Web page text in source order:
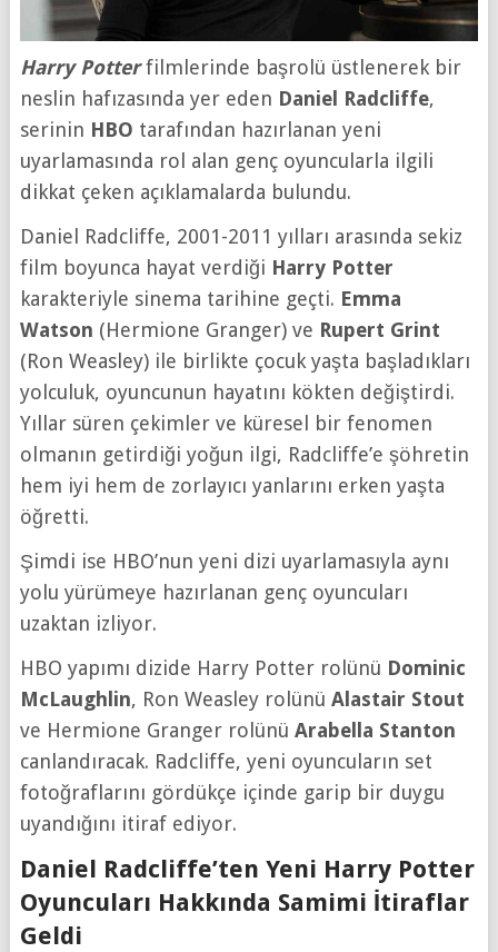
Harry Potterfilmlerinde başrolü üstlenerek bir
neslin hafızasında yer eden Daniel Radcliffe,
serinin HBO tarafından hazırlanan yeni
uyarlamasında rol alan genç oyuncularla ilgili
dikkat çeken açıklamalarda bulundu.
Daniel Radcliffe, 2001-2011 yılları arasında sekiz
film boyunca hayat verdiği Harry Potter
karakteriyle sinema tarihine geçti. Emma
Watson (Hermione Granger) ve Rupert Grint
(Ron Weasley) ile birlikte çocuk yaşta başladıkları
yolculuk, oyuncunun hayatını kökten değiştirdi.
Yıllar süren çekimler ve küresel bir fenomen
olmanın getirdiği yoğun ilgi, Radcliffe’e şöhretin
hem iyi hem de zorlayıcı yanlarını erken yaşta
öğretti.
Şimdi ise HBO’nun yeni dizi uyarlamasıyla aynı
yolu yürümeye hazırlanan genç oyuncuları
uzaktan izliyor.
HBO yapımı dizide Harry Potter rolünü Dominic
McLaughlin, Ron Weasley rolünü Alastair Stout
ve Hermione Granger rolünü Arabella Stanton
canlandıracak. Radcliffe, yeni oyuncuların set
fotoğraflarını gördükçe içinde garip bir duygu
uyandığını itiraf ediyor.
Daniel Radcliffe’ten Yeni Harry Potter
Oyuncuları Hakkında Samimi İtiraflar
Geldi